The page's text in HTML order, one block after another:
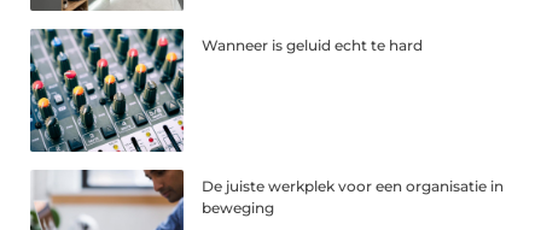
Wanneer is geluid echt te hard
De juiste werkplek voor een organisatie in
beweging